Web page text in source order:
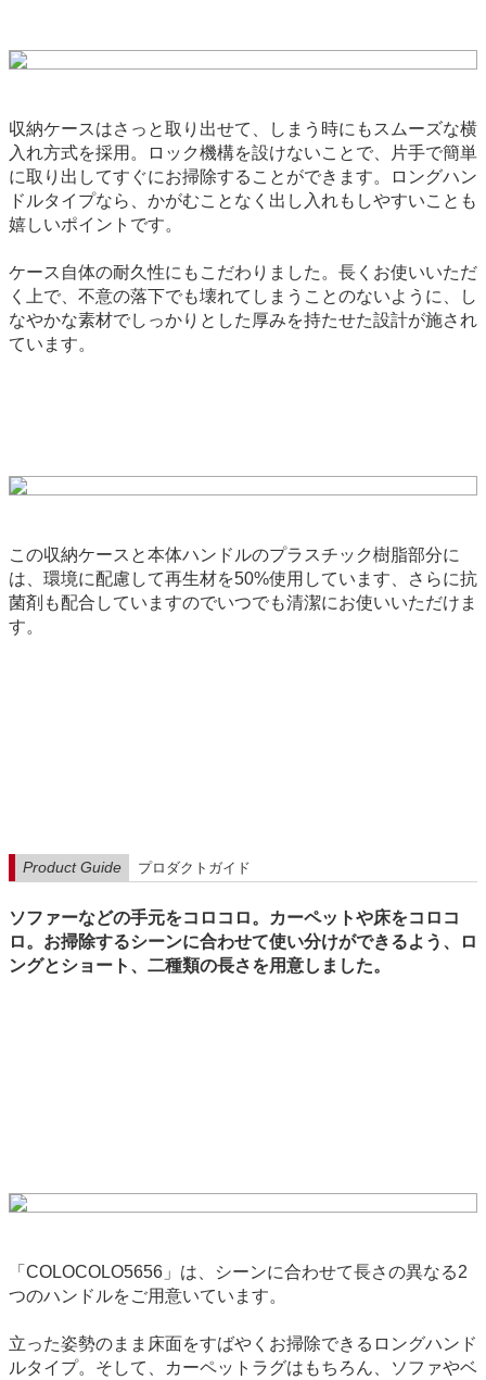
収納ケースはさっと取り出せて、しまう時にもスムーズな横
入れ方式を採用。ロック機構を設けないことで、片手で簡単
に取り出してすぐにお掃除することができます。ロングハン
ドルタイプなら、かがむことなく出し入れもしやすいことも
嬉しいポイントです。
ケース自体の耐久性にもこだわりました。長くお使いいただ
く上で、不意の落下でも壊れてしまうことのないように、し
なやかな素材でしっかりとした厚みを持たせた設計が施され
ています。
この収納ケースと本体ハンドルのプラスチック樹脂部分に
は、環境に配慮して再生材を50%使用しています、さらに抗
菌剤も配合していますのでいつでも清潔にお使いいただけま
す。
Product Guide プロダクトガイド
ソファーなどの手元をコロコロ。カーペットや床をコロコ
ロ。お掃除するシーンに合わせて使い分けができるよう、ロ
ングとショート、二種類の長さを用意しました。
「COLOCOLO5656」は、シーンに合わせて長さの異なる2
つのハンドルをご用意いています。
立った姿勢のまま床面をすばやくお掃除できるロングハンド
ルタイプ。そして、カーペットラグはもちろん、ソファやベ